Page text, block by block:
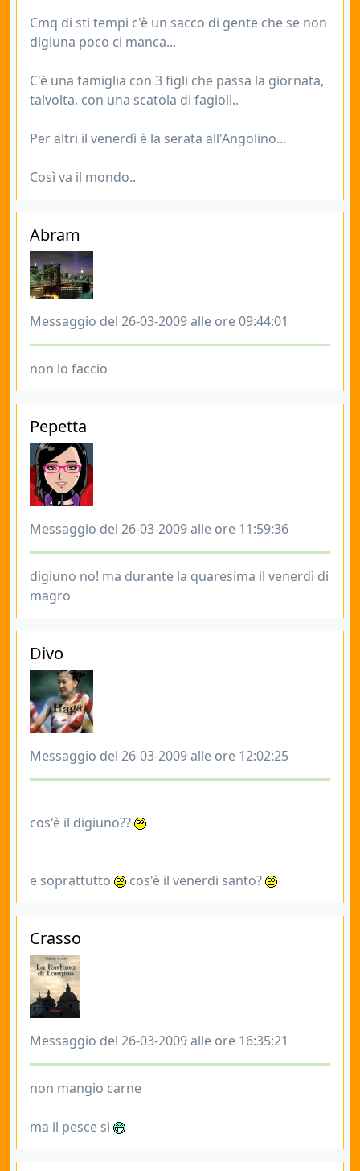
Cmq di sti tempi c'è un sacco di gente che se non
digiuna poco ci manca...
C'è una famiglia con 3 figli che passa la giornata,
talvolta, con una scatola di fagioli..
Per altri il venerdì è la serata all'Angolino...
Così va il mondo..
Abram
Messaggio del 26-03-2009 alle ore 09:44:01
non lo faccio
Pepetta
Messaggio del 26-03-2009 alle ore 11:59:36
digiuno no! ma durante la quaresima il venerdì di
magro
Divo
Messaggio del 26-03-2009 alle ore 12:02:25
cos'è il digiuno??
e soprattutto cos'è il venerdi santo?
Crasso
Messaggio del 26-03-2009 alle ore 16:35:21
non mangio carne
ma il pesce si